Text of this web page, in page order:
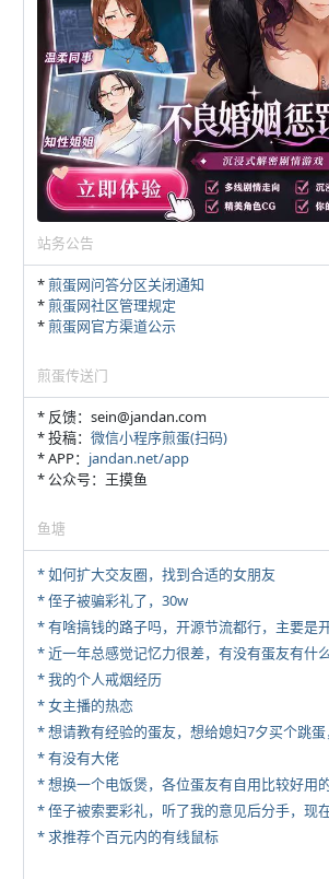
站务公告
*煎蛋网问答分区关闭通知
*煎蛋网社区管理规定
*煎蛋网官方渠道公示
煎蛋传送门
* 反馈：sein@jandan.com
* 投稿： 微信小程序煎蛋(扫码)
* APP： jandan.net/app
* 公众号：王摸鱼
鱼塘
* 如何扩大交友圈，找到合适的女朋友
* 侄子被骗彩礼了，30w
* 近一年总感觉记忆力很差，有没有蛋友有什
* 我的个人戒烟经历
* 女主播的热恋
* 有没有大佬
* 想换一个电饭煲，各位蛋友有自用比较好用
* 侄子被索要彩礼，听了我的意见后分手，现
* 求推荐个百元内的有线鼠标